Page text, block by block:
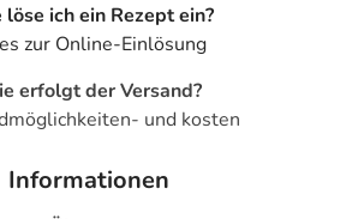
ich ein Rezept ein?
zur Online-Einlösung
erfolgt der Versand?
und kosten
Informationen